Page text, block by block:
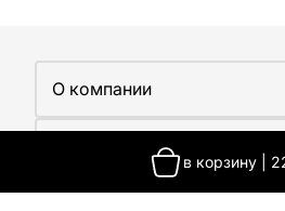
в корзину|
О компании
О компании
Новости
Покупателям